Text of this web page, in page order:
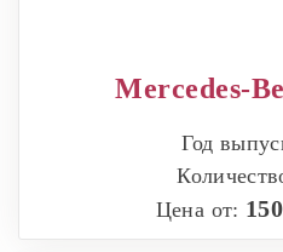
Mercedes-
Год
Цена от: